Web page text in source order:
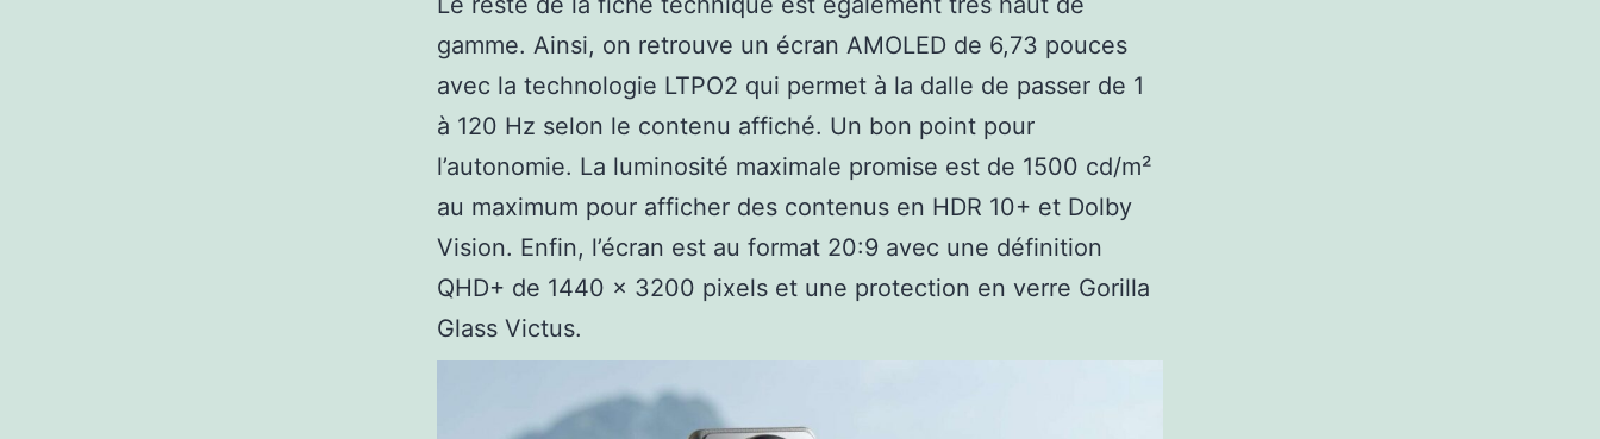
gamme. Ainsi, on retrouve un écran AMOLED de 6,73 pouces
avec la technologie LTPO2 qui permet à la dalle de passer de 1
à 120 Hz selon le contenu affiché. Un bon point pour
l’autonomie. La luminosité maximale promise est de 1500 cd/m²
au maximum pour afficher des contenus en HDR 10+ et Dolby
Vision. Enfin, l’écran est au format 20:9 avec une définition
QHD+ de 1440 x 3200 pixels et une protection en verre Gorilla
Glass Victus.